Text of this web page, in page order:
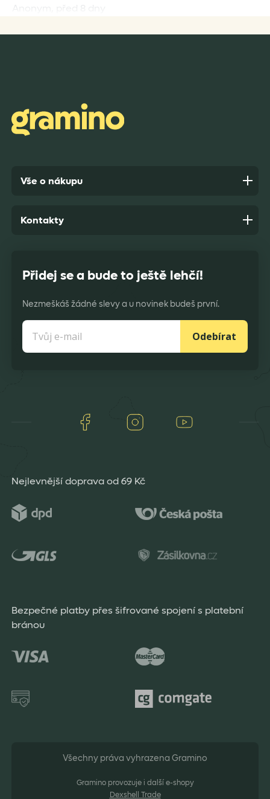
Anonym,před 9 dny
Vše o nákupu
Přidej se a bude to ještě lehčí!
Nezmeškáš žádné slevy a u novinek budeš první.
Odebírat
Facebook Instagram
Kontakty
Nejlevnější doprava od 69 Kč
Bezpečné platby přes šifrované spojení s platební
bránou
Všechny práva vyhrazena Gramino
Gramino provozuje i další e-shopy
Dexshell Trade